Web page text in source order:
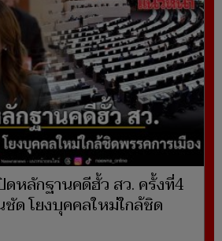
ดหลักฐานคดีฮั้ว สว. ครั้งที่4
ด โยงบุคคลใหม่ใกล้ชิด